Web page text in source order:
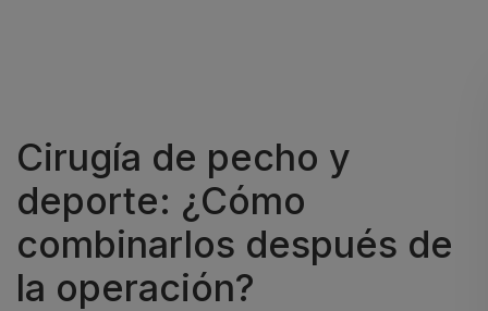
Cirugía de pecho y
deporte: ¿Cómo
combinarlos después de
la operación?